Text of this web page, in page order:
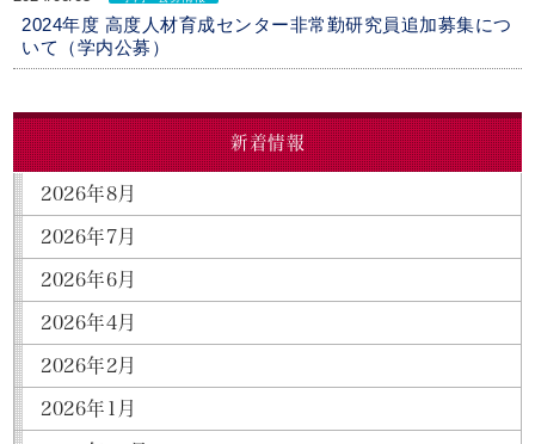
2024年度 高度人材育成センター非常勤研究員追加募集につ
いて（学内公募）
新着情報
2026年8月
2026年7月
2026年6月
2026年4月
2026年2月
2026年1月